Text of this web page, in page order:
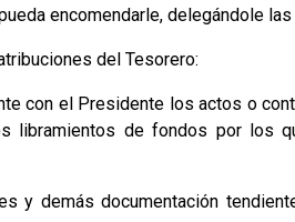
encomendarle, delegándole
del Tesorero:
con el Presidente los actos o
libramientos de fondos por los
y demás documentación